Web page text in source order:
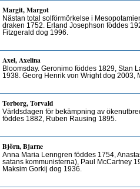
Margit, Margot
Nästan total solförmörkelse i
draken 1752. Erland Josephson föddes
Fitzgerald dog 1996.
Axel, Axelina
Bloomsday. Geronimo föddes 1829, Stan
1938. Georg Henrik von Wright dog 2003,
Torborg, Torvald
Världsdagen för bekämpning av
föddes 1882, Ruben Rausing 1895.
Björn, Bjarne
Anna Maria Lenngren föddes 1754,
satans kommunisterna), Paul McCartney
Maksim Gorkij dog 1936.